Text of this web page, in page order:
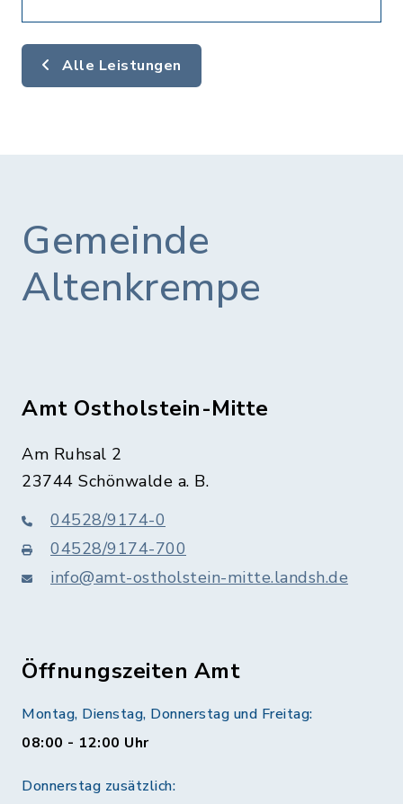
Alle Leistungen
Gemeinde
Altenkrempe
Amt Ostholstein-Mitte
Am Ruhsal 2
23744 Schönwalde a. B.
04528/9174-0
04528/9174-700
info@amt-ostholstein-mitte.landsh.de
Öffnungszeiten Amt
Montag, Dienstag, Donnerstag und Freitag:
08:00 - 12:00 Uhr
Donnerstag zusätzlich: